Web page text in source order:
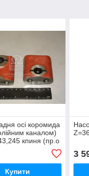
осі коромида
каналом)
кпиня (пр.о
Купити
3